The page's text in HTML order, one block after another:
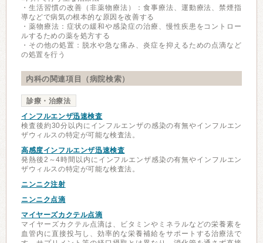
・生活習慣の改善（非薬物療法）：食事療法、運動療法、禁煙指
導などで病気の根本的な原因を改善する
・薬物療法：症状の緩和や感染症の治療、慢性疾患をコントロー
ルするための薬を処方する
・その他の処置：脱水や急な痛み、炎症を抑えるための点滴など
の処置を行う
内科の関連項目（病院検索）
診療・治療法
インフルエンザ迅速検査
検査後約30分以内にインフルエンザの感染の有無やインフルエン
ザウィルスの特定が可能な検査法。
高感度インフルエンザ迅速検査
発熱後2～4時間以内にインフルエンザ感染の有無やインフルエン
ザウィルスの特定が可能な検査法。
ニンニク注射
ニンニク点滴
マイヤーズカクテル点滴
マイヤーズカクテル点滴は、ビタミンやミネラルなどの栄養素を
血管内に直接投与し、効率的な栄養補給をサポートする治療法で